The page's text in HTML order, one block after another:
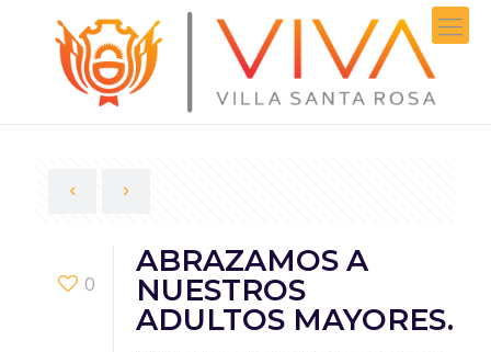
0
ABRAZAMOS A
NUESTROS
ADULTOS MAYORES.